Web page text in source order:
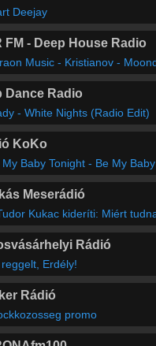
Deejay
FM - Deep House Radio
Music - Kristianov -
Dance Radio
- White Nights (Radio Edit)
KoKo
My Baby Tonight - Be My
Meserádió
Kukac kideríti: Miért tudnak a
Rádió
Erdély!
Rádió
promo